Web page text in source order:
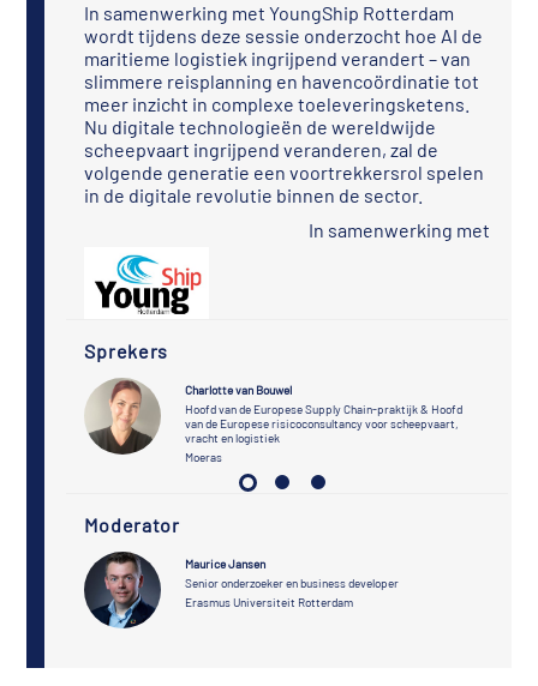
In samenwerking met YoungShip Rotterdam
wordt tijdens deze sessie onderzocht hoe AI de
maritieme logistiek ingrijpend verandert – van
slimmere reisplanning en havencoördinatie tot
meer inzicht in complexe toeleveringsketens.
Nu digitale technologieën de wereldwijde
scheepvaart ingrijpend veranderen, zal de
volgende generatie een voortrekkersrol spelen
in de digitale revolutie binnen de sector.
In samenwerking met
Sprekers
Charlotte van Bouwel
Hoofd van de Europese Supply Chain-praktijk & Hoofd
van de Europese risicoconsultancy voor scheepvaart,
vracht en logistiek
Moeras
Moderator
Maurice Jansen
Senior onderzoeker en business developer
Erasmus Universiteit Rotterdam